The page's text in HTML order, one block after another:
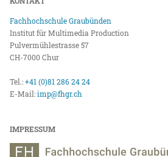
Fachhochschule Graubünden
Institut für Multimedia Production
Pulvermühlestrasse 57
CH-7000 Chur
Tel.:+41 (0)81 286 24 24
E-Mail:imp@fhgr.ch
IMPRESSUM